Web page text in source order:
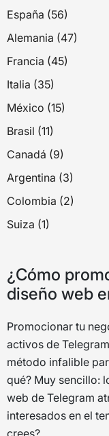
España (56)
Alemania (47)
Francia (45)
Italia (35)
México (15)
Brasil (11)
Canadá (9)
Argentina (3)
Colombia (2)
Suiza (1)
¿Cómo
diseño web
Promocionar tu
activos de
método infalible
qué? Muy sencillo:
web de Telegram
interesados en el
crees?